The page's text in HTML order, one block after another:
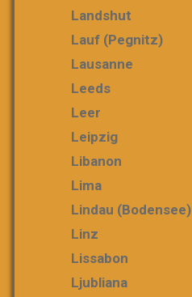
Landshut
Lauf (Pegnitz)
Lausanne
Leeds
Leer
Leipzig
Libanon
Lima
Lindau (Bodensee)
Linz
Lissabon
Ljubliana